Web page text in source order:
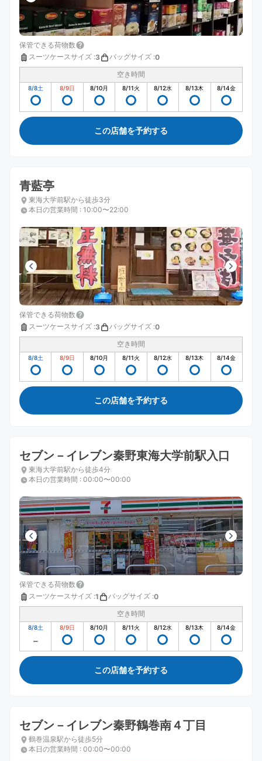
保管できる荷物数
スーツケースサイズ :3 バッグサイズ :0
空き時間
8/8土 8/9日 8/10月 8/11火 8/12水 8/13木 8/14金
この店舗を予約する
青藍亭
東海大学前駅から徒歩3分
本日の営業時間 : 10:00〜22:00
保管できる荷物数
スーツケースサイズ :3 バッグサイズ :0
空き時間
8/8土 8/9日 8/10月 8/11火 8/12水 8/13木 8/14金
この店舗を予約する
セブン－イレブン秦野東海大学前駅入口
東海大学前駅から徒歩4分
本日の営業時間 : 00:00〜00:00
保管できる荷物数
スーツケースサイズ :1 バッグサイズ :0
空き時間
8/8土 8/9日 8/10月 8/11火 8/12水 8/13木 8/14金
この店舗を予約する
セブン－イレブン秦野鶴巻南４丁目
鶴巻温泉駅から徒歩5分
本日の営業時間 : 00:00〜00:00